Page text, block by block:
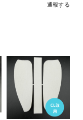
通報する